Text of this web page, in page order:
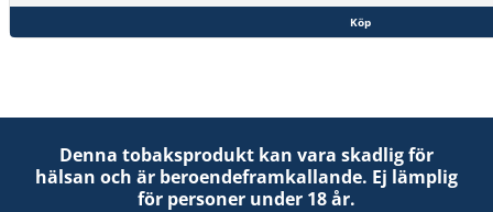
Köp
Denna tobaksprodukt kan vara skadlig för
hälsan och är beroendeframkallande. Ej lämplig
för personer under 18 år.